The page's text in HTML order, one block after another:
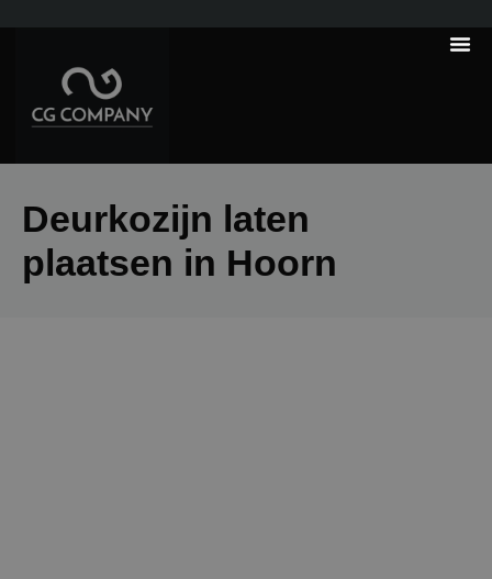
Deurkozijn laten
plaatsen in Hoorn